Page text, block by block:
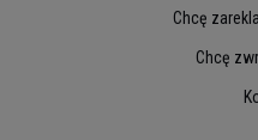
Chcę
Chcę